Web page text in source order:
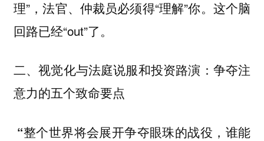
理”，法官、仲裁员必须得“理解”你。这个脑
回路已经“out”了。
二、视觉化与法庭说服和投资路演：争夺注
意力的五个致命要点
“整个世界将会展开争夺眼珠的战役，谁能